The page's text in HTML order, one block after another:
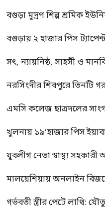
বগুড়া মুদ্রণ শিল্প শ্রমিক
বগুড়ায় ২ হাজার পিস
সৎ, ন্যায়নিষ্ঠ, সাহসী ও
নরসিংদীর শিবপুরে তিনটি
এমসি কলেজ ছাত্রদলের
খুলনায় ১৯’হাজার পিস
যুবলীগ নেতা স্বাস্থ্য
মালয়েশিয়ায় অনলাইন
গর্ভবতী স্ত্রীর পেটে লাথি: